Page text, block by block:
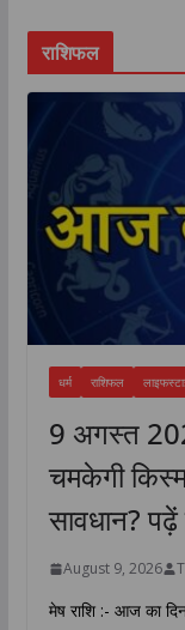
राशिफल
धर्म राशिफल
9 अगस्त
चमकेगी
सावधान? पढ़ें
August 9, 2026
मेष राशि :- आज का